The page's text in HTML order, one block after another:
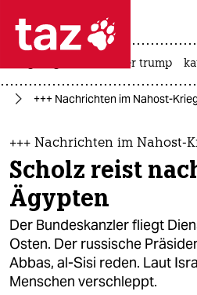
 taz zahl ich
taz zahl ich
themen
politik
öko
gesellschaft
kultur
usa unter trump
+++ Nachrichten im Nahost-
+++ Nachrichten im Nahost-
Scholz reist
Ägypten
Der Bundeskanzler fliegt
Osten. Der russische
Abbas, al-Sisi reden. Laut
Menschen verschleppt.